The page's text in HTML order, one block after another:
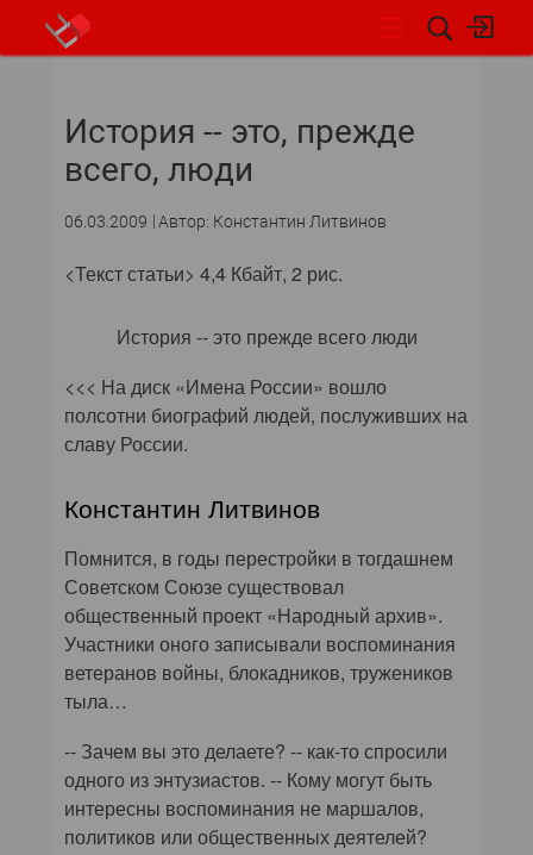
ОБЗОРЫ И РЕЙТИНГИ
История -- это, прежде
всего, люди
06.03.2009 Автор: Константин Литвинов
<Текст статьи> 4,4 Кбайт, 2 рис.
История -- это прежде всего люди
<<< На диск «Имена России» вошло
полсотни биографий людей, послуживших на
славу России.
Константин Литвинов
Помнится, в годы перестройки в тогдашнем
Советском Союзе существовал
общественный проект «Народный архив».
Участники оного записывали воспоминания
ветеранов войны, блокадников, тружеников
тыла…
-- Зачем вы это делаете? -- как-то спросили
одного из энтузиастов. -- Кому могут быть
интересны воспоминания не маршалов,
политиков или общественных деятелей?